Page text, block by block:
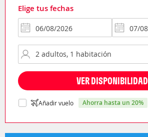
Elige tus fechas
VER DISPONIBILIDAD
Añadir vuelo ahorra hasta un 20%